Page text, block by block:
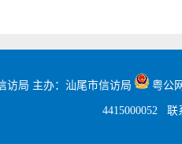
访局 主办：汕尾市信访局 粤公
4415000052 联